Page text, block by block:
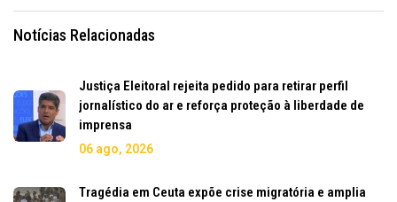
Notícias Relacionadas
Justiça Eleitoral rejeita pedido para retirar perfil
jornalístico do ar e reforça proteção à liberdade de
imprensa
06 ago, 2026
Tragédia em Ceuta expõe crise migratória e amplia